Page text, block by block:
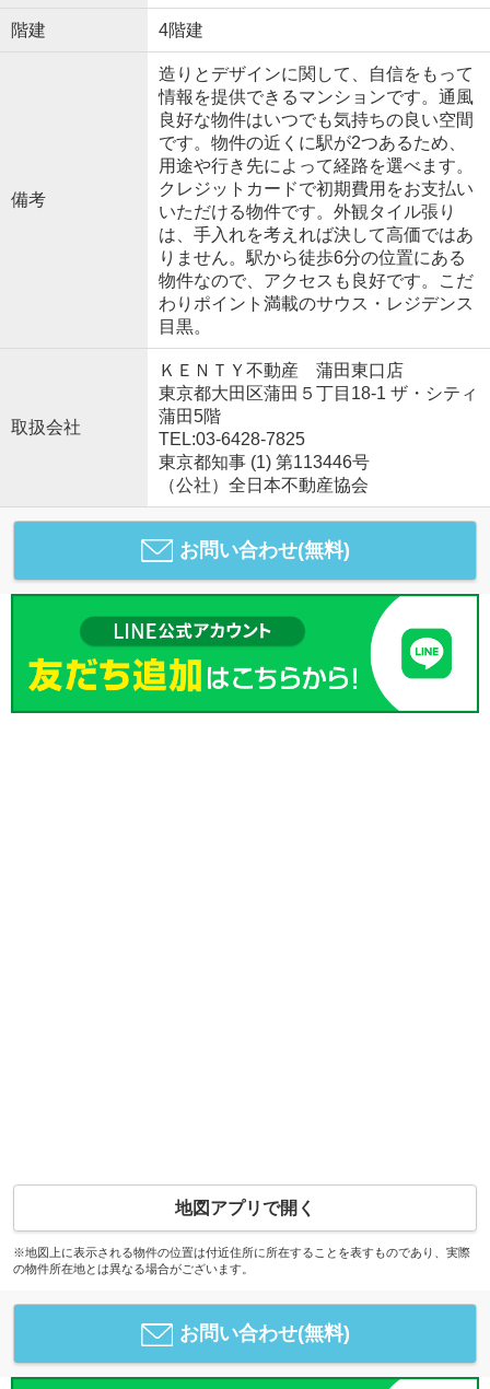
階建 4階建
備考
造りとデザインに関して、自信をもって
情報を提供できるマンションです。通風
良好な物件はいつでも気持ちの良い空間
です。物件の近くに駅が2つあるため、
用途や行き先によって経路を選べます。
クレジットカードで初期費用をお支払い
いただける物件です。外観タイル張り
は、手入れを考えれば決して高価ではあ
りません。駅から徒歩6分の位置にある
物件なので、アクセスも良好です。こだ
わりポイント満載のサウス・レジデンス
目黒。
取扱会社
ＫＥＮＴＹ不動産 蒲田東口店
東京都大田区蒲田５丁目18-1 ザ・シティ
蒲田5階
TEL:03-6428-7825
東京都知事 (1) 第113446号
（公社）全日本不動産協会
お問い合わせ(無料)
地図アプリで開く
※地図上に表示される物件の位置は付近住所に所在することを表すものであり、実際
の物件所在地とは異なる場合がございます。
お問い合わせ(無料)